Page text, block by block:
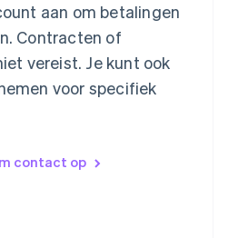
aan om betalingen
Contracten of
vereist. Je kunt ook
voor specifiek
contact op